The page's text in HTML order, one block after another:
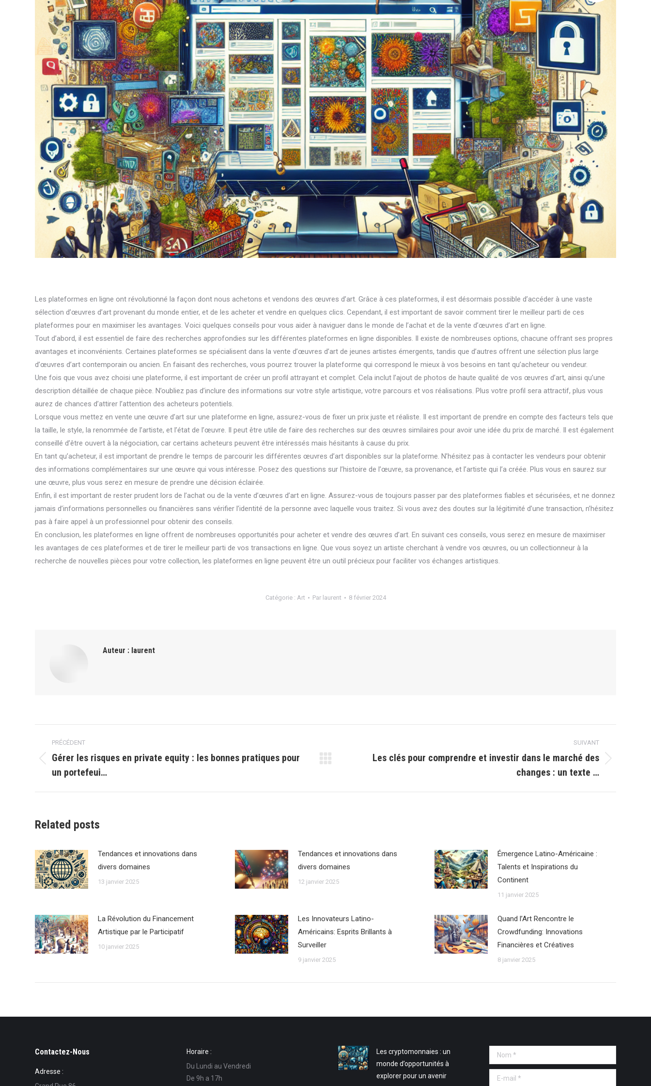
Les plateformes en ligne ont révolutionné la façon dont nous achetons et vendons des œuvres d’art. Grâce à ces plateformes, il est désormais possible d’accéder à une vaste
sélection d’œuvres d’art provenant du monde entier, et de les acheter et vendre en quelques clics. Cependant, il est important de savoir comment tirer le meilleur parti de ces
plateformes pour en maximiser les avantages. Voici quelques conseils pour vous aider à naviguer dans le monde de l’achat et de la vente d’œuvres d’art en ligne.
Tout d’abord, il est essentiel de faire des recherches approfondies sur les différentes plateformes en ligne disponibles. Il existe de nombreuses options, chacune offrant ses propres
avantages et inconvénients. Certaines plateformes se spécialisent dans la vente d’œuvres d’art de jeunes artistes émergents, tandis que d’autres offrent une sélection plus large
d’œuvres d’art contemporain ou ancien. En faisant des recherches, vous pourrez trouver la plateforme qui correspond le mieux à vos besoins en tant qu’acheteur ou vendeur.
Une fois que vous avez choisi une plateforme, il est important de créer un profil attrayant et complet. Cela inclut l’ajout de photos de haute qualité de vos œuvres d’art, ainsi qu’une
description détaillée de chaque pièce. N’oubliez pas d’inclure des informations sur votre style artistique, votre parcours et vos réalisations. Plus votre profil sera attractif, plus vous
aurez de chances d’attirer l’attention des acheteurs potentiels.
Lorsque vous mettez en vente une œuvre d’art sur une plateforme en ligne, assurez-vous de fixer un prix juste et réaliste. Il est important de prendre en compte des facteurs tels que
la taille, le style, la renommée de l’artiste, et l’état de l’œuvre. Il peut être utile de faire des recherches sur des œuvres similaires pour avoir une idée du prix de marché. Il est également
conseillé d’être ouvert à la négociation, car certains acheteurs peuvent être intéressés mais hésitants à cause du prix.
En tant qu’acheteur, il est important de prendre le temps de parcourir les différentes œuvres d’art disponibles sur la plateforme. N’hésitez pas à contacter les vendeurs pour obtenir
des informations complémentaires sur une œuvre qui vous intéresse. Posez des questions sur l’histoire de l’œuvre, sa provenance, et l’artiste qui l’a créée. Plus vous en saurez sur
une œuvre, plus vous serez en mesure de prendre une décision éclairée.
Enfin, il est important de rester prudent lors de l’achat ou de la vente d’œuvres d’art en ligne. Assurez-vous de toujours passer par des plateformes fiables et sécurisées, et ne donnez
jamais d’informations personnelles ou financières sans vérifier l’identité de la personne avec laquelle vous traitez. Si vous avez des doutes sur la légitimité d’une transaction, n’hésitez
pas à faire appel à un professionnel pour obtenir des conseils.
En conclusion, les plateformes en ligne offrent de nombreuses opportunités pour acheter et vendre des œuvres d’art. En suivant ces conseils, vous serez en mesure de maximiser
les avantages de ces plateformes et de tirer le meilleur parti de vos transactions en ligne. Que vous soyez un artiste cherchant à vendre vos œuvres, ou un collectionneur à la
recherche de nouvelles pièces pour votre collection, les plateformes en ligne peuvent être un outil précieux pour faciliter vos échanges artistiques.
Catégorie : Art Par laurent 8 février 2024
Auteur : laurent
Navigation
article
PRÉCÉDENT
précédent
:
Gérer les risques en private equity : les bonnes pratiques pour
un portefeui…
SUIVANT
:
Les clés pour comprendre et investir dans le marché des
changes : un texte …
Related posts
Tendances et innovations dans
divers domaines
13 janvier 2025
Tendances et innovations dans
divers domaines
12 janvier 2025
Émergence Latino-Américaine :
Talents et Inspirations du
Continent
11 janvier 2025
La Révolution du Financement
Artistique par le Participatif
10 janvier 2025
Les Innovateurs Latino-
Américains: Esprits Brillants à
Surveiller
9 janvier 2025
Quand l’Art Rencontre le
Crowdfunding: Innovations
Financières et Créatives
8 janvier 2025
Contactez-Nous
Adresse :
Horaire :
Du Lundi au Vendredi
De 9h a 17h
Les cryptomonnaies : un
monde d’opportunités à
explorer pour un avenir
Nom *
E-mail *